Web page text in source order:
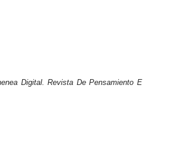
Digital. Revista De Pensamiento E